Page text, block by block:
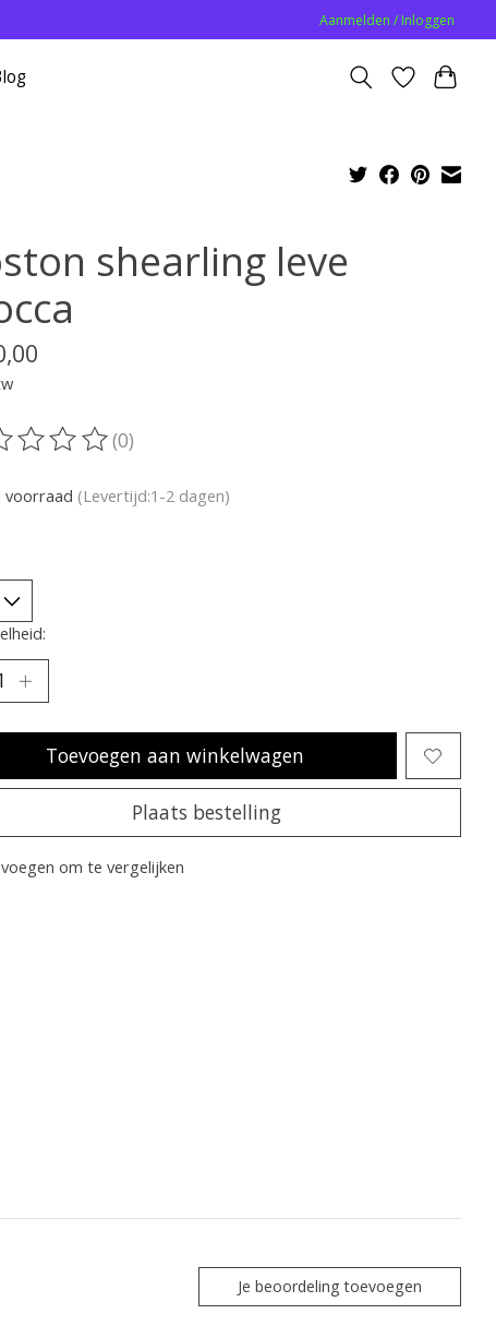
Aanmelden / Inloggen
shearling leve
van dit product is
(0)
voorraad (Levertijd:1-2 dagen)
Toevoegen aan winkelwagen
Plaats bestelling
om te vergelijken
Je beoordeling toevoegen